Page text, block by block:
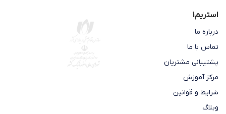
استریم1
درباره ما
تماس با ما
پشتیبانی مشتریان
مرکز آموزش
شرایط و قوانین
وبلاگ